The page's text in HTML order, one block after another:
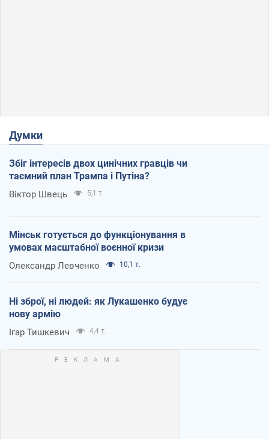
Думки
Збіг інтересів двох цинічних гравців чи
таємний план Трампа і Путіна?
Віктор Швець 5,1 т.
Мінськ готується до функціонування в
умовах масштабної воєнної кризи
Олександр Левченко 10,1 т.
Ні зброї, ні людей: як Лукашенко будує
нову армію
Ігар Тишкевич 4,4 т.